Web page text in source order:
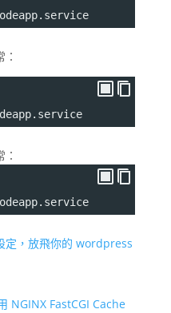
定，放飛你的 wordpress
NGINX FastCGI Cache